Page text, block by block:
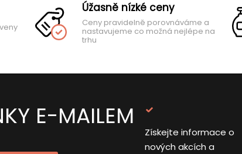
Úžasně nízké ceny
Ceny pravidelně porovnáváme a
nastavujeme co možná nejlépe na
trhu
E-MAILEM
Získejte informace o
nových akcích a